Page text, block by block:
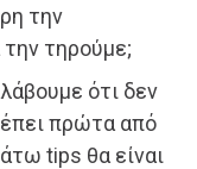
την
τηρούμε;
ότι δεν
πρώτα από
tips θα είναι